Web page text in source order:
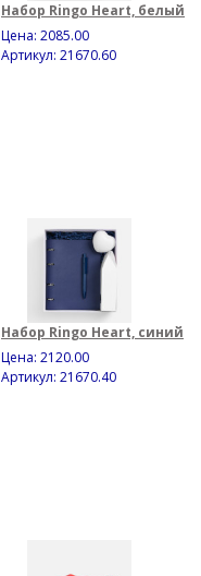
Набор Ringo Heart, белый
Цена: 2085.00
Артикул: 21670.60
Набор Ringo Heart, синий
Цена: 2120.00
Артикул: 21670.40